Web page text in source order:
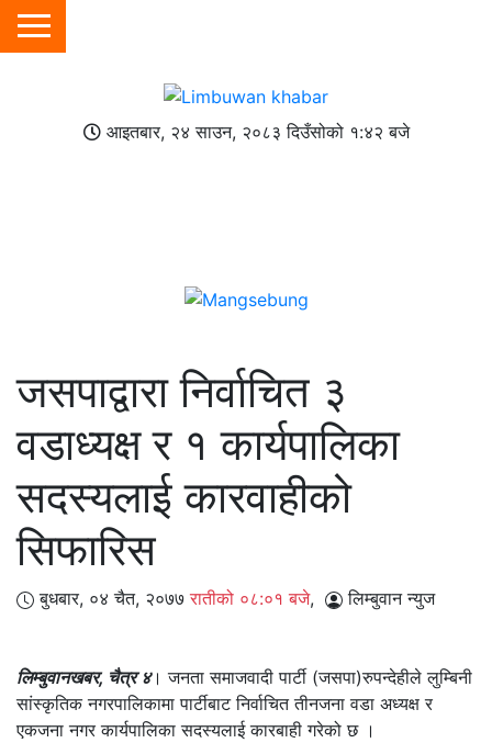
आइतबार, २४ साउन, २०८३दिउँसोको १:४२ बजे
जसपाद्वारा निर्वाचित ३
वडाध्यक्ष र १ कार्यपालिका
सदस्यलाई कारवाहीको
सिफारिस
बुधबार, ०४ चैत, २०७७रातीको ०८:०१ बजे, लिम्बुवान न्युज
लिम्बुवानखबर, चैत्र ४। जनता समाजवादी पार्टी (जसपा)रुपन्देहीले लुम्बिनी
सांस्कृतिक नगरपालिकामा पार्टीबाट निर्वाचित तीनजना वडा अध्यक्ष र
एकजना नगर कार्यपालिका सदस्यलाई कारबाही गरेको छ ।